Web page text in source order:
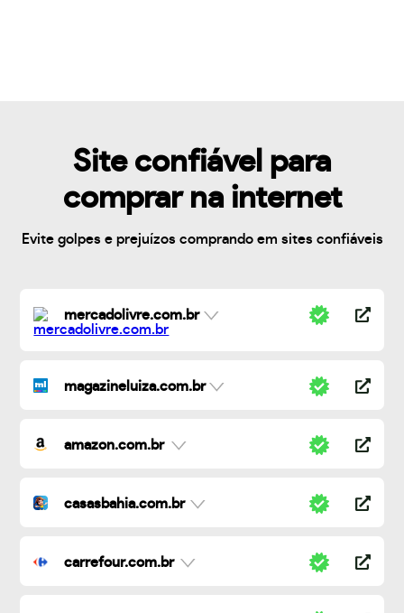
Site confiável para
comprar na internet
Evite golpes e prejuízos comprando em sites confiáveis
mercadolivre.com.br
magazineluiza.com.br
amazon.com.br
casasbahia.com.br
carrefour.com.br